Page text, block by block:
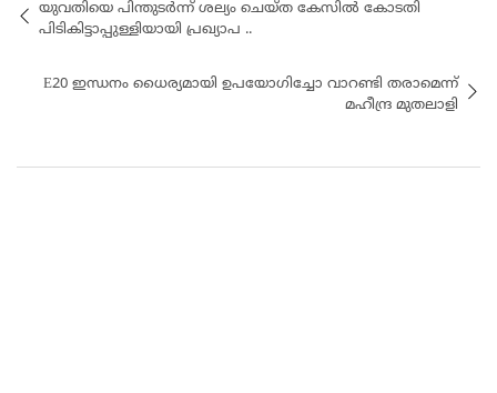
യുവതിയെ പിന്തുടർന്ന് ശല്യം ചെയ്‌ത കേസിൽ കോടതി
പിടികിട്ടാപ്പുള്ളിയായി പ്രഖ്യാപ ..
E20 ഇന്ധനം ധൈര്യമായി ഉപയോഗിച്ചോ വാറണ്ടി തരാമെന്ന്
മഹീന്ദ്ര മുതലാളി